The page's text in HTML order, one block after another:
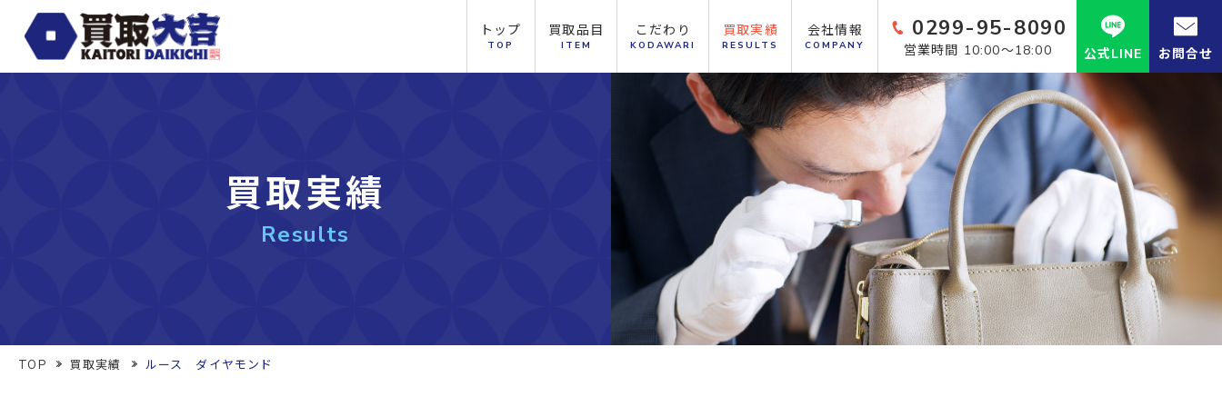
トップ
TOP
買取品目
ITEM
こだわり
KODAWARI
買取実績
RESULTS
会社情報
COMPANY
0299-95-8090
営業時間 10:00～18:00 公式LINE お問合せ
買取実績
Results
TOP 買取実績 ルース ダイヤモンド